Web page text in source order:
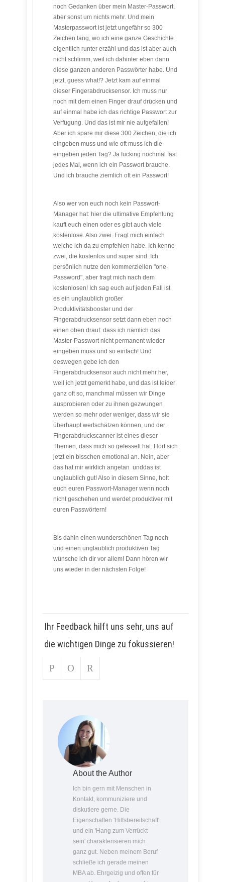
noch Gedanken über mein Master-Passwort,
aber sonst um nichts mehr. Und mein
Masterpasswort ist jetzt ungefähr so 300
Zeichen lang, wo ich eine ganze Geschichte
eigentlich runter erzähl und das ist aber auch
nicht schlimm, weil ich dahinter eben dann
diese ganzen anderen Passwörter habe. Und
jetzt, guess what!? Jetzt kam auf einmal
dieser Fingerabdrucksensor. Ich muss nur
noch mit dem einen Finger drauf drücken und
auf einmal habe ich das richtige Passwort zur
Verfügung. Und das ist mir nie aufgefallen!
Aber ich spare mir diese 300 Zeichen, die ich
eingeben muss und wie oft muss ich die
eingeben jeden Tag? Ja fucking nochmal fast
jedes Mal, wenn ich ein Passwort brauche.
Und ich brauche ziemlich oft ein Passwort!
Also wer von euch noch kein Passwort-
Manager hat: hier die ultimative Empfehlung
kauft euch einen oder es gibt auch viele
kostenlose. Also zwei. Fragt mich einfach
welche ich da zu empfehlen habe. Ich kenne
zwei, die kostenlos und super sind. Ich
persönlich nutze den kommerziellen "one-
Password", aber fragt mich nach dem
kostenlosen! Ich sag euch auf jeden Fall ist
es ein unglaublich großer
Produktivitätsbooster und der
Fingerabdrucksensor setzt dann eben noch
einen oben drauf: dass ich nämlich das
Master-Passwort nicht permanent wieder
eingeben muss und so einfach! Und
deswegen gebe ich den
Fingerabdrucksensor auch nicht mehr her,
weil ich jetzt gemerkt habe, und das ist leider
ganz oft so, manchmal müssen wir Dinge
ausprobieren oder zu ihnen gezwungen
werden so mehr oder weniger, dass wir sie
überhaupt wertschätzen können, und der
Fingerabdruckscanner ist eines dieser
Themen, dass mich so gefesselt hat. Hört sich
jetzt ein bisschen emotional an. Nein, aber
das hat mir wirklich angetan unddas ist
unglaublich gut! Also in diesem Sinne, holt
euch euren Passwort-Manager wenn noch
nicht geschehen und werdet produktiver mit
euren Passwörtern!
Bis dahin einen wunderschönen Tag noch
und einen unglaublich produktiven Tag
wünsche ich dir vor allem! Dann hören wir
uns wieder in der nächsten Folge!
Ihr Feedback hilft uns sehr, uns auf
die wichtigen Dinge zu fokussieren!
About the Author
Ich bin gern mit Menschen in
Kontakt, kommuniziere und
diskutiere gerne. Die
Eigenschaften 'Hilfsbereitschaft'
und ein 'Hang zum Verrückt
sein' charakterisieren mich
ganz gut. Neben meinem Beruf
schließe ich gerade meinen
MBA ab. Ehrgeizig und offen für